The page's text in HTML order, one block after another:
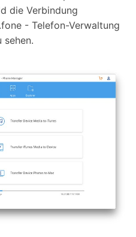
die Verbindung
- Telefon-Verwaltung
sehen.